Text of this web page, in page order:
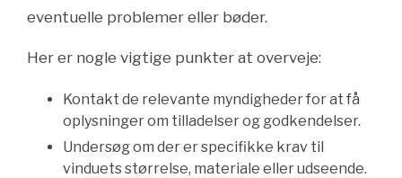
eventuelle problemer eller bøder.
Her er nogle vigtige punkter at overveje:
Kontakt de relevante myndigheder for at få
oplysninger om tilladelser og godkendelser.
Undersøg om der er specifikke krav til
vinduets størrelse, materiale eller udseende.